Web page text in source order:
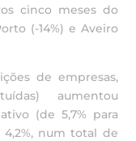
cinco meses do
(-14%) e Aveiro
de empresas,
aumentou
(de 5,7% para
4,2%, num total de